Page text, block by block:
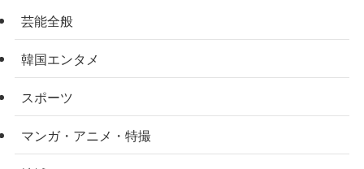
芸能全般
韓国エンタメ
スポーツ
マンガ・アニメ・特撮